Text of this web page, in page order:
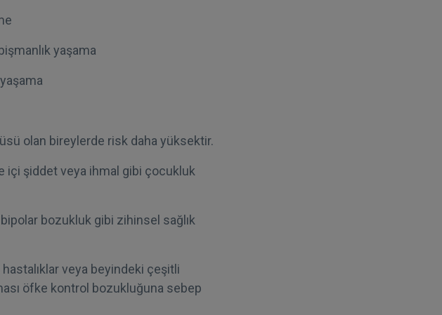
yaşama
olan bireylerde risk daha yüksektir.
içi şiddet veya ihmal gibi çocukluk
bozukluk gibi zihinsel sağlık
veya beyindeki çeşitli
öfke kontrol bozukluğuna sebep